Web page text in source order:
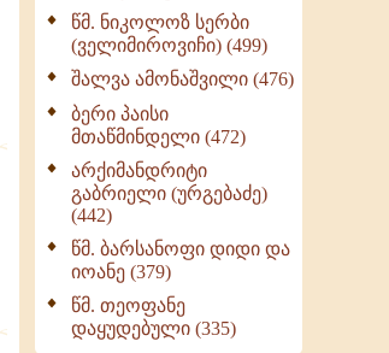
წმ. ნიკოლოზ სერბი
(ველიმიროვიჩი) (499)
შალვა ამონაშვილი (476)
ბერი პაისი
მთაწმინდელი (472)
არქიმანდრიტი
გაბრიელი (ურგებაძე)
(442)
წმ. ბარსანოფი დიდი და
იოანე (379)
წმ. თეოფანე
დაყუდებული (335)